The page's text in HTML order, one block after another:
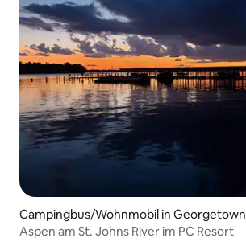
Campingbus/Wohnmobil in Georgetown
Aspen am St. Johns River im PC Resort